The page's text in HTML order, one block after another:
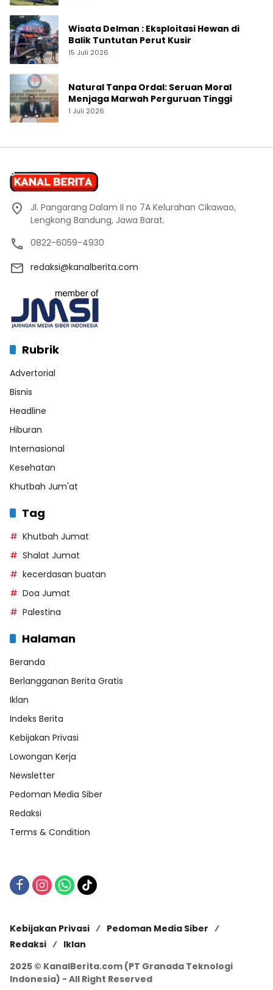
Wisata Delman : Eksploitasi Hewan di
Balik Tuntutan Perut Kusir
15 Juli 2026
Natural Tanpa Ordal: Seruan Moral
Menjaga Marwah Perguruan Tinggi
1 Juli 2026
Jl. Pangarang Dalam II no 7A Kelurahan Cikawao,
Lengkong Bandung, Jawa Barat.
0822-6059-4930
redaksi@kanalberita.com
Rubrik
Advertorial
Bisnis
Headline
Hiburan
Internasional
Kesehatan
Khutbah Jum'at
Tag
Khutbah Jumat
Shalat Jumat
kecerdasan buatan
Doa Jumat
Palestina
Halaman
Beranda
Berlangganan Berita Gratis
Iklan
Indeks Berita
Kebijakan Privasi
Lowongan Kerja
Newsletter
Pedoman Media Siber
Redaksi
Terms & Condition
Kebijakan Privasi
Pedoman Media Siber
Redaksi
Iklan
2025 © KanalBerita.com (PT Granada Teknologi
Indonesia) - All Right Reserved